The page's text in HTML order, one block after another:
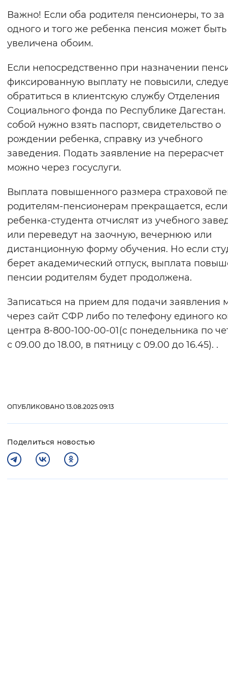
Вернуть стандартные настройки
Важно! Если оба родителя пенсионеры, то за
одного и того же ребенка пенсия может быть
увеличена обоим.
Если непосредственно при назначении
фиксированную выплату не повысили,
обратиться в клиентскую службу Отделения
Социального фонда по Республике
собой нужно взять паспорт, свидетельство о
рождении ребенка, справку из учебного
заведения. Подать заявление на перерасчет
можно через госуслуги.
Выплата повышенного размера страховой
родителям-пенсионерам прекращается, если
ребенка-студента отчислят из учебного
или переведут на заочную, вечернюю или
дистанционную форму обучения. Но если
берет академический отпуск, выплата
пенсии родителям будет продолжена.
Записаться на прием для подачи заявления
через сайт СФР либо по телефону единого
центра 8-800-100-00-01(с понедельника по
с 09.00 до 18.00, в пятницу с 09.00 до 16.45). .
ОПУБЛИКОВАНО 13.08.2025 09:13
Поделиться новостью